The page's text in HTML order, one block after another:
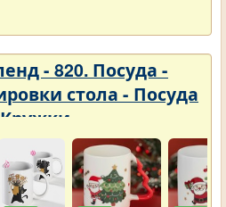
- 820. Посуда -
стола - Посуда